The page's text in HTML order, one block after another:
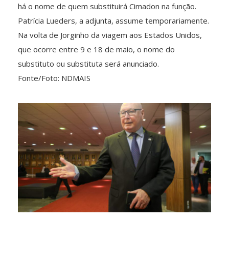
há o nome de quem substituirá Cimadon na função.
Patrícia Lueders, a adjunta, assume temporariamente.
Na volta de Jorginho da viagem aos Estados Unidos,
que ocorre entre 9 e 18 de maio, o nome do
substituto ou substituta será anunciado.
Fonte/Foto: NDMAIS